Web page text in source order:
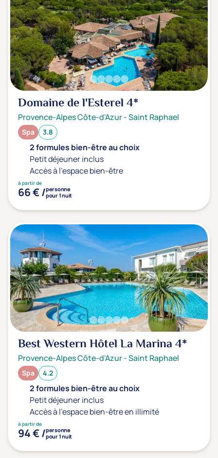
Domaine de l'Esterel4*
Provence-Alpes Côte-d'Azur-Saint Raphael
Spa 3.8
2 formules bien-être au choix
Petit déjeuner inclus
Accès à l'espace bien-être
à partir de
66 € /personne
pour 1 nuit
Best Western Hôtel La Marina4*
Provence-Alpes Côte-d'Azur-Saint Raphael
Spa 4.2
2 formules bien-être au choix
Petit déjeuner inclus
Accès à l'espace bien-être en illimité
à partir de
94 € /personne
pour 1 nuit